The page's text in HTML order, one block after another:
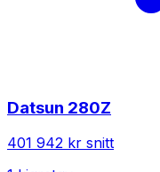
Datsun 280Z
401 942 kr snitt